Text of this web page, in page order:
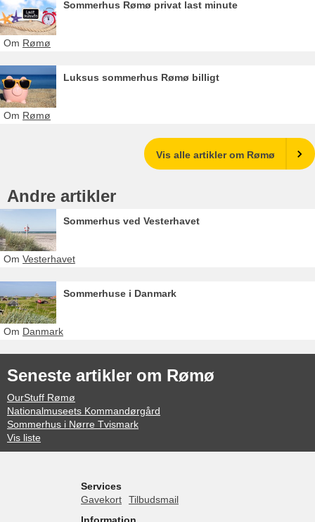
Sommerhus Rømø privat last minute
Om Rømø
Luksus sommerhus Rømø billigt
Om Rømø
Vis alle artikler om Rømø
Andre artikler
Sommerhus ved Vesterhavet
Om Vesterhavet
Sommerhuse i Danmark
Om Danmark
Seneste artikler om Rømø
OurStuff Rømø
Nationalmuseets Kommandørgård
Sommerhus i Nørre Tvismark
Vis liste
Services
Gavekort
Tilbudsmail
Information